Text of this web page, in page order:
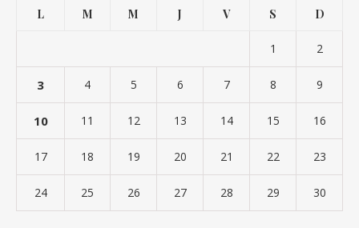
L M M J V S D
1 2
3 4 5 6 7 8 9
10 11 12 13 14 15 16
17 18 19 20 21 22 23
24 25 26 27 28 29 30